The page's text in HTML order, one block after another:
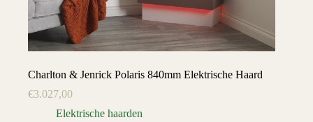
Charlton & Jenrick Polaris 840mm Elektrische Haard
€3.027,00
Elektrische haarden